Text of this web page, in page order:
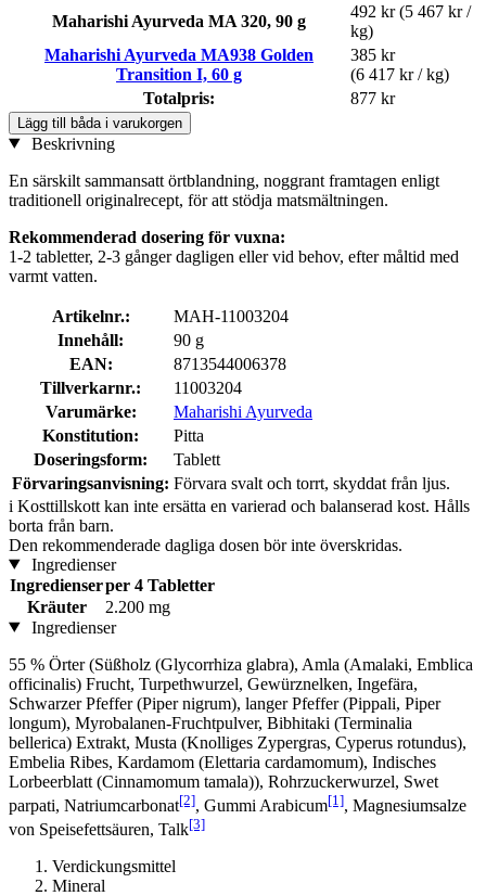
Maharishi Ayurveda MA 320, 90 g
492 kr (5 467 kr /
kg)
Maharishi Ayurveda MA938 Golden
Transition I, 60 g
385 kr
(6 417 kr / kg)
Totalpris:
877 kr
Lägg till båda i varukorgen
Beskrivning
En särskilt sammansatt örtblandning, noggrant framtagen enligt
traditionell originalrecept, för att stödja matsmältningen.
Rekommenderad dosering för vuxna:
1-2 tabletter, 2-3 gånger dagligen eller vid behov, efter måltid med
varmt vatten.
Artikelnr.:
MAH-11003204
Innehåll:
90 g
EAN:
8713544006378
Tillverkarnr.:
11003204
Varumärke:
Maharishi Ayurveda
Konstitution:
Pitta
Doseringsform:
Tablett
Förvaringsanvisning: Förvara svalt och torrt, skyddat från ljus.
i Kosttillskott kan inte ersätta en varierad och balanserad kost. Hålls
borta från barn.
Den rekommenderade dagliga dosen bör inte överskridas.
Ingredienser
Ingredienserper 4 Tabletter
Kräuter
2.200 mg
Ingredienser
55 % Örter (Süßholz (Glycorrhiza glabra), Amla (Amalaki, Emblica
officinalis) Frucht, Turpethwurzel, Gewürznelken, Ingefära,
Schwarzer Pfeffer (Piper nigrum), langer Pfeffer (Pippali, Piper
longum), Myrobalanen-Fruchtpulver, Bibhitaki (Terminalia
bellerica) Extrakt, Musta (Knolliges Zypergras, Cyperus rotundus),
Embelia Ribes, Kardamom (Elettaria cardamomum), Indisches
Lorbeerblatt (Cinnamomum tamala)), Rohrzuckerwurzel, Swet
parpati, Natriumcarbonat[2], Gummi Arabicum[1], Magnesiumsalze
von Speisefettsäuren, Talk[3]
Verdickungsmittel
Mineral